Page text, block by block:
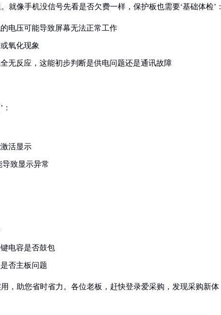
就像手机没信号先看是否欠费一样，保护板也需要‘基础体检’：
电压可能导致屏幕无法正常工作
氧化现象
无反应，这能初步判断是供电问题还是通讯故障
活显示
导致显示异常
电容是否鼓包
否主板问题
，助您省时省力。各位老板，赶快登录爱采购，发现采购新体